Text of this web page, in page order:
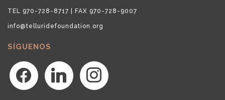
TEL 970-728-8717 | FAX 970-728-9007
info@telluridefoundation.org
SÍGUENOS
facebook linkedin instagram